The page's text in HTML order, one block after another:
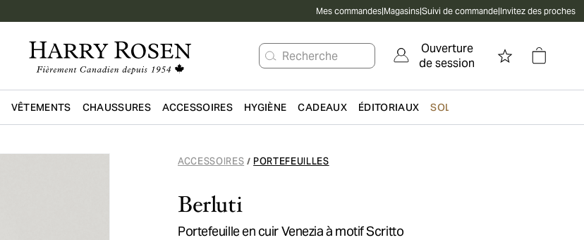
Mes commandes|Magasins|Suivi de commande|Invitez des proches
Recherche
Ouverture
de session
Passer au contenu principal
VÊTEMENTS CHAUSSURES ACCESSOIRES HYGIÈNE CADEAUX ÉDITORIAUX SOLDES
ACCESSOIRES / PORTEFEUILLES
Berluti
Portefeuille en cuir Venezia à motif Scritto